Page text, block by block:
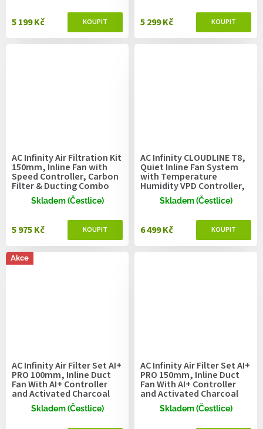
5 199 Kč 5 299 Kč
AC Infinity Air Filtration Kit
150mm, Inline Fan with
Speed Controller, Carbon
Filter & Ducting Combo
Skladem (Čestlice)
5 975 Kč
AC Infinity CLOUDLINE T8,
Quiet Inline Fan System
with Temperature
Humidity VPD Controller,
200mmSkladem (Čestlice)
6 499 Kč
Akce
AC Infinity Air Filter Set AI+
PRO 100mm, Inline Duct
Fan With AI+ Controller
and Activated Charcoal
FilterSkladem (Čestlice)
AC Infinity Air Filter Set AI+
PRO 150mm, Inline Duct
Fan With AI+ Controller
and Activated Charcoal
FilterSkladem (Čestlice)